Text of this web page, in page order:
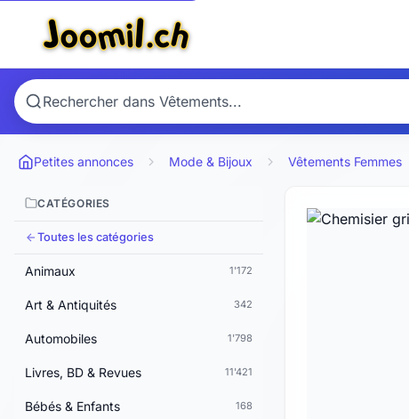
Petites annonces Mode & Bijoux Vêtements Femmes
CATÉGORIES
Toutes les catégories
Animaux 1'172
Art & Antiquités 342
Automobiles 1'798
Livres, BD & Revues 11'421
Bébés & Enfants 168